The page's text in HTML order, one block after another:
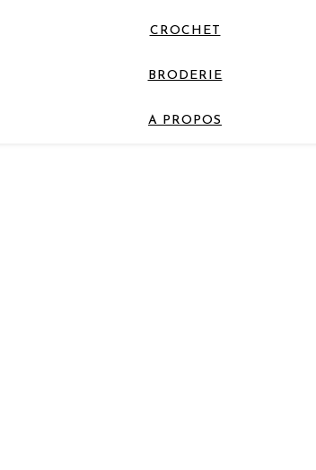
CROCHET
BRODERIE
A PROPOS